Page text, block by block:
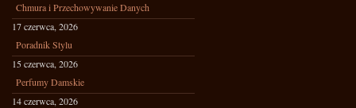
Chmura i Przechowywanie Danych
17 czerwca, 2026
Poradnik Stylu
15 czerwca, 2026
Perfumy Damskie
14 czerwca, 2026